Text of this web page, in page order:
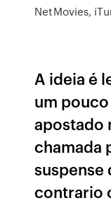
NetMovies,
A ideia é
um
apostado
chamada
suspense
contrario